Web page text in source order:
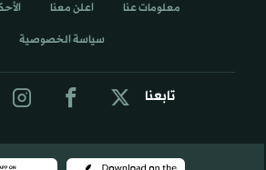
تابعنا
معلومات عنا اعلن معنا
سياسة الخصوصية